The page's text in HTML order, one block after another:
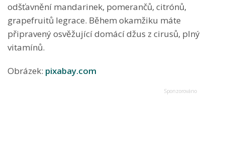
odšťavnění mandarinek, pomerančů, citrónů,
grapefruitů legrace. Během okamžiku máte
připravený osvěžující domácí džus z cirusů, plný
vitamínů.
Obrázek: pixabay.com